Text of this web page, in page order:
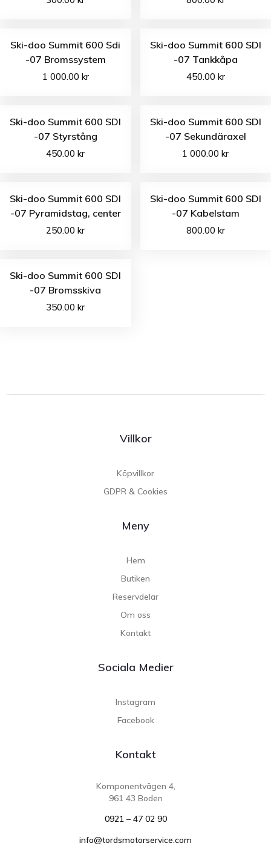
Ski-doo Summit 600 Sdi
-07 Bromssystem
1 000.00 kr
Ski-doo Summit 600 SDI
-07 Tankkåpa
450.00 kr
Ski-doo Summit 600 SDI
-07 Styrstång
450.00kr
Ski-doo Summit 600 SDI
-07 Sekundäraxel
1 000.00kr
Ski-doo Summit 600 SDI
-07 Pyramidstag, center
250.00kr
Ski-doo Summit 600 SDI
-07 Kabelstam
800.00 kr
Ski-doo Summit 600 SDI
-07 Bromsskiva
350.00kr
Villkor
Köpvillkor
GDPR & Cookies
Meny
Hem
Butiken
Reservdelar
Om oss
Kontakt
Sociala Medier
Instagram
Facebook
Kontakt
Komponentvägen 4,
961 43 Boden
0921 – 47 02 90
info@tordsmotorservice.com